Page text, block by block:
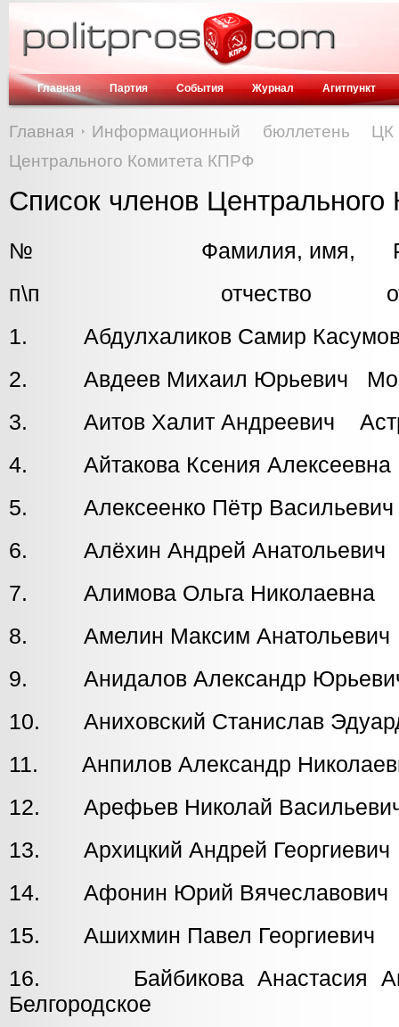
Главная Партия События Журнал Агитпункт
Главная
Информационный бюллетень
Центрального Комитета КПРФ
Список членов
№ Фамилия, имя,
п\п отчество
1. Абдулхаликов Самир
2. Авдеев Михаил Юрьевич
3. Аитов Халит Андреевич
4. Айтакова Ксения
5. Алексеенко Пётр
6. Алёхин Андрей
7. Алимова Ольга
8. Амелин Максим
9. Анидалов Александр
10. Аниховский Станислав
11. Анпилов Александр
12. Арефьев Николай
13. Архицкий Андрей
14. Афонин Юрий
15. Ашихмин Павел
16. Байбикова
Белгородское